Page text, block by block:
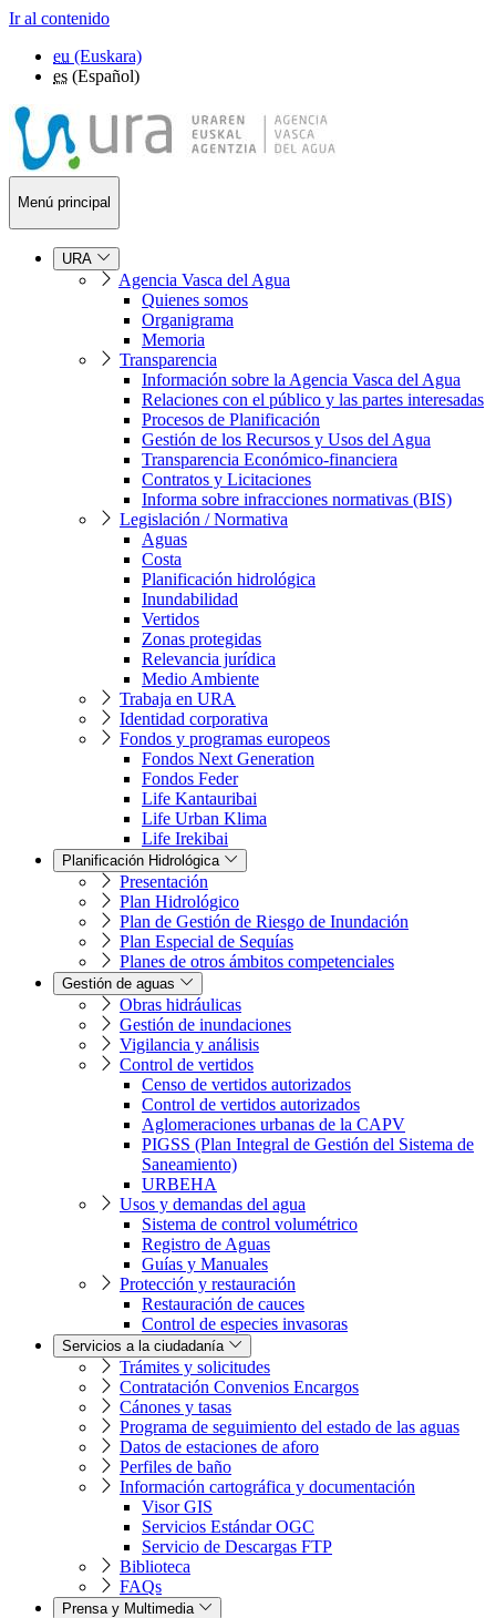
Ir al contenido
eu (Euskara)
es (Español)
Menú principal
URA
Agencia Vasca del Agua
Quienes somos
Organigrama
Memoria
Transparencia
Información sobre la Agencia Vasca del Agua
Relaciones con el público y las partes interesadas
Procesos de Planificación
Gestión de los Recursos y Usos del Agua
Transparencia Económico-financiera
Contratos y Licitaciones
Informa sobre infracciones normativas (BIS)
Legislación / Normativa
Aguas
Costa
Planificación hidrológica
Inundabilidad
Vertidos
Zonas protegidas
Relevancia jurídica
Medio Ambiente
Trabaja en URA
Identidad corporativa
Fondos y programas europeos
Fondos Next Generation
Fondos Feder
Life Kantauribai
Life Urban Klima
Life Irekibai
Planificación Hidrológica
Presentación
Plan Hidrológico
Plan de Gestión de Riesgo de Inundación
Plan Especial de Sequías
Planes de otros ámbitos competenciales
Gestión de aguas
Obras hidráulicas
Gestión de inundaciones
Vigilancia y análisis
Control de vertidos
Censo de vertidos autorizados
Control de vertidos autorizados
Aglomeraciones urbanas de la CAPV
PIGSS (Plan Integral de Gestión del Sistema de
Saneamiento)
URBEHA
Usos y demandas del agua
Sistema de control volumétrico
Registro de Aguas
Guías y Manuales
Protección y restauración
Restauración de cauces
Control de especies invasoras
Servicios a la ciudadanía
Trámites y solicitudes
Contratación Convenios Encargos
Cánones y tasas
Programa de seguimiento del estado de las aguas
Datos de estaciones de aforo
Perfiles de baño
Información cartográfica y documentación
Visor GIS
Servicios Estándar OGC
Servicio de Descargas FTP
Biblioteca
FAQs
Prensa y Multimedia